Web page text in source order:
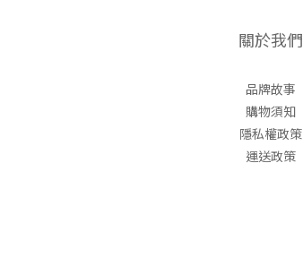
關於我們
品牌故事
購物須知
隱私權政策
運送政策